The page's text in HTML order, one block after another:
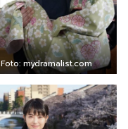
Foto: mydramalist.com